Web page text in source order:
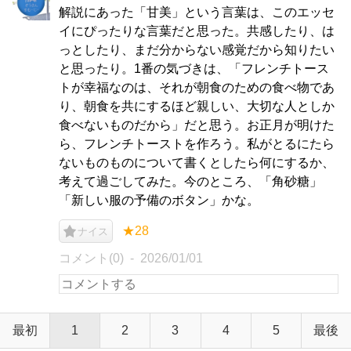
解説にあった「甘美」という言葉は、このエッセ
イにぴったりな言葉だと思った。共感したり、は
っとしたり、まだ分からない感覚だから知りたい
と思ったり。1番の気づきは、「フレンチトース
トが幸福なのは、それが朝食のための食べ物であ
り、朝食を共にするほど親しい、大切な人としか
食べないものだから」だと思う。お正月が明けた
ら、フレンチトーストを作ろう。私がとるにたら
ないものものについて書くとしたら何にするか、
考えて過ごしてみた。今のところ、「角砂糖」
「新しい服の予備のボタン」かな。
ナイス ★28
コメント(0) 2026/01/01
最初 1 2 3 4 5 最後